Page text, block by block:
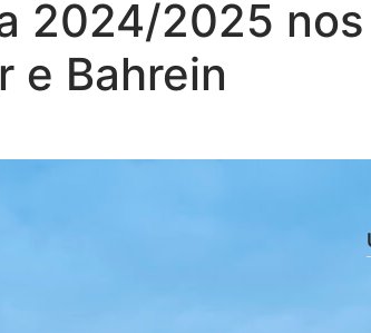
2024/2025 nos
e Bahrein